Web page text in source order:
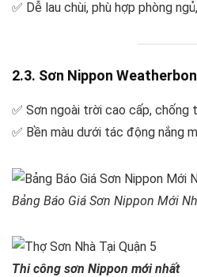
✅ Dễ lau chùi, phù hợp phòng
2.3. Sơn Nippon
✅ Sơn ngoài trời cao cấp, chống
✅ Bền màu dưới tác động nắng
Bảng Báo Giá Sơn Nippon Mới
Thi công sơn Nippon mới nhất